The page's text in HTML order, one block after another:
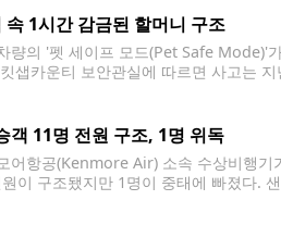
1시간 감금된 할머니 구조
량의 '펫 세이프 모드(Pet Safe Mode)'
샙카운티 보안관실에 따르면 사고는
11명 전원 구조, 1명 위독
어항공(Kenmore Air) 소속 수상비행
이 구조됐지만 1명이 중태에 빠졌다.